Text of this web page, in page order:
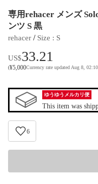
専用rehacer メンズ
ンツ S 黒
rehacer / Size : S
US$33.21
(¥5,000Currency rate updated Aug 8,
ゆうゆうメルカリ便
This item was
6